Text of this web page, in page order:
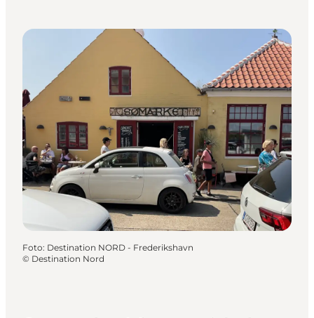
Foto: Destination NORD - Frederikshavn
© Destination Nord